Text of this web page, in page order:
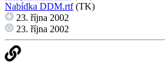
Nabídka DDM.rtf(TK)
23. října 2002
23. října 2002